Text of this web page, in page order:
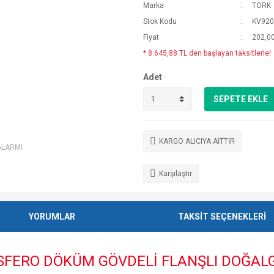
Marka
TORK
Stok Kodu
Fiyat
* 8.645,88 TL den başlayan taksitlerle!
Adet
SEPETE EKLE
KARGO ALICIYA AİTTİR
Karşılaştır
YORUMLAR TAKSİT SEÇENEKLERİ
DÖKÜM GÖVDELİ FLANŞLI